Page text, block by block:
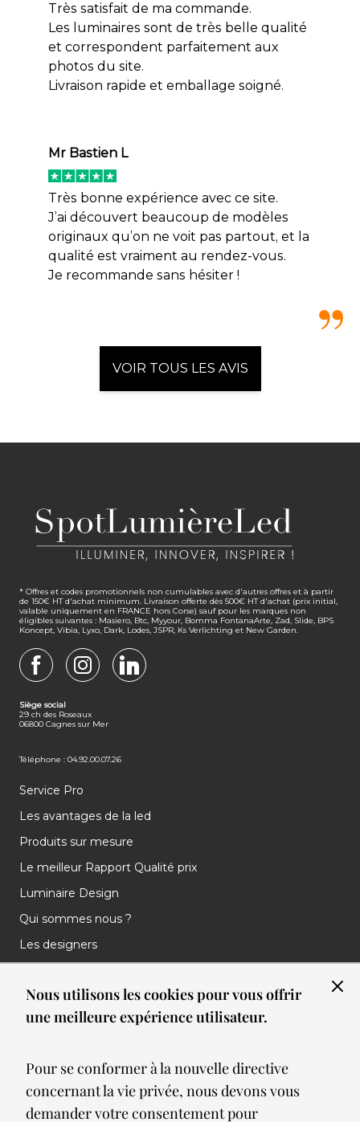
Nous utilisons les cookies pour vous offrir
une meilleure expérience utilisateur.
Pour se conformer à la nouvelle directive
concernant la vie privée, nous devons vous
demander votre consentement pour
Très satisfait de ma commande.
Les luminaires sont de très belle qualité
et correspondent parfaitement aux
photos du site.
Livraison rapide et emballage soigné.
Mr Bastien L
Très bonne expérience avec ce site.
J’ai découvert beaucoup de modèles
originaux qu’on ne voit pas partout, et la
qualité est vraiment au rendez-vous.
Je recommande sans hésiter !
VOIR TOUS LES AVIS
* Offres et codes promotionnels non cumulables avec d'autres offres et à partir
de 150€ HT d'achat minimum. Livraison offerte dès 500€ HT d'achat (prix initial,
valable uniquement en FRANCE hors Corse) sauf pour les marques non
éligibles suivantes : Masiero, Btc, Myyour, Bomma FontanaArte, Zad, Slide, BPS
Koncept, Vibia, Lyxo, Dark, Lodes, JSPR, Ks Verlichting et New Garden.
Siège social
29 ch des Roseaux
06800 Cagnes sur Mer
Téléphone : 04.92.00.07.26
Service Pro
Les avantages de la led
Produits sur mesure
Le meilleur Rapport Qualité prix
Luminaire Design
Qui sommes nous ?
Les designers
Nos réalisations
Nos Clients
Meilleures ventes
Blog